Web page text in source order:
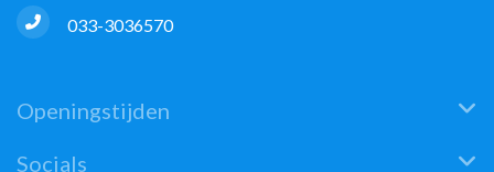
033-3036570
Openingstijden
Socials